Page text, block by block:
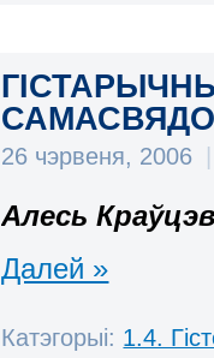
26 чэрвеня, 2006
Алесь
Далей »
Катэгорыі: 1.4.